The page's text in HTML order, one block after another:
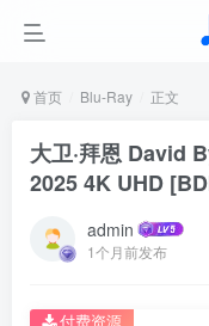
首页 Blu-Ray 正文
大卫·拜恩 David
2025 4K UHD
admin
1个月前发布
付费资源